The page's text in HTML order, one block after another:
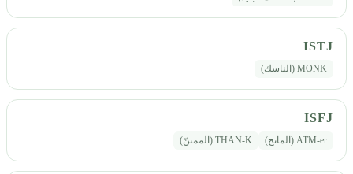
ISTJ
MONK (الناسك)
ISFJ
ATM-er (المانح) THAN-K (الممتنّ)